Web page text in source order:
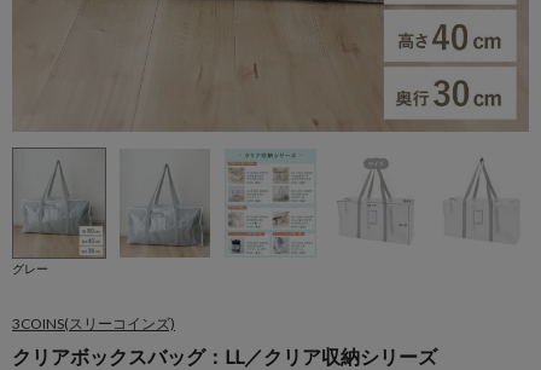
グレー
3COINS(スリーコインズ)
クリアボックスバッグ：LL／クリア収納シリーズ